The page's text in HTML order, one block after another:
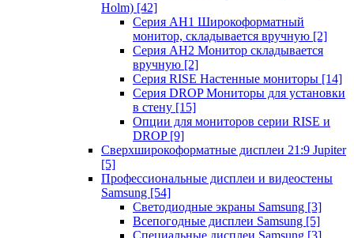
Holm) [42]
Серия AH1 Широкоформатный
монитор, складывается вручную [2]
Серия AH2 Монитор складывается
вручную [2]
Серия RISE Настенные мониторы [14]
Серия DROP Мониторы для установки
в стену [15]
Опции для мониторов серии RISE и
DROP [9]
Сверхширокоформатные дисплеи 21:9 Jupiter
[5]
Профессиональные дисплеи и видеостены
Samsung [54]
Светодиодные экраны Samsung [3]
Всепогодные дисплеи Samsung [5]
Специальные дисплеи Samsung [3]